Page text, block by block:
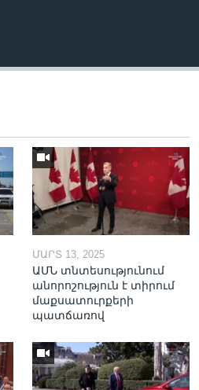
ՄԱՐՏ 13, 2025
ԱՄՆ տնտեսությունում
անորոշություն է տիրում
մաքսատուրքերի
պատճառով